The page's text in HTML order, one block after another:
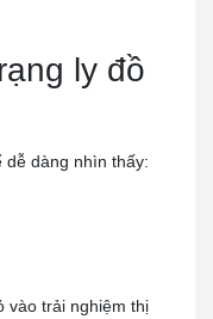
ly đồ
dễ dàng nhìn thấy:
vào trải nghiệm thị